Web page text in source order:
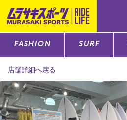
CATEGORY
サーフTOP
FASHION SURF
店舗詳細へ戻る